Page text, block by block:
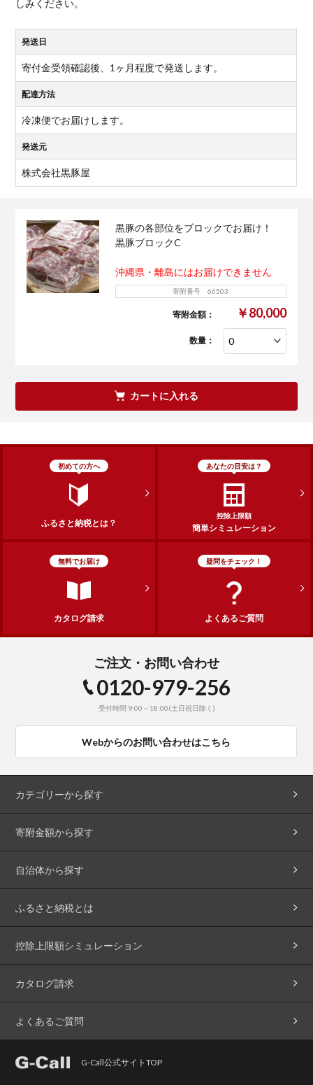
しみください。
発送日
寄付金受領確認後、1ヶ月程度で発送します。
配達方法
冷凍便でお届けします。
発送元
株式会社黒豚屋
黒豚の各部位をブロックでお届け！
黒豚ブロックC
沖縄県・離島にはお届けできません
寄附番号 66503
寄附金額： ￥80,000
数量：
カートに入れる
初めての方へ
ふるさと納税とは？
あなたの目安は？
控除上限額
簡単シミュレーション
無料でお届け
カタログ請求
疑問をチェック！
よくあるご質問
ご注文・お問い合わせ
0120-979-256
受付時間 9:00～18:00(土日祝日除く)
Webからのお問い合わせはこちら
カテゴリーから探す
寄附金額から探す
自治体から探す
ふるさと納税とは
控除上限額シミュレーション
カタログ請求
よくあるご質問
G-Call公式サイトTOP